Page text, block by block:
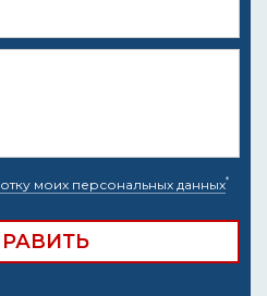
моих персональных данных*